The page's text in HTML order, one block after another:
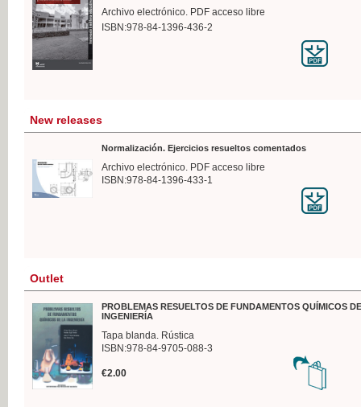
Archivo electrónico. PDF acceso libre
ISBN:978-84-1396-436-2
New releases
Normalización. Ejercicios resueltos comentados
Archivo electrónico. PDF acceso libre
ISBN:978-84-1396-433-1
Outlet
PROBLEMAS RESUELTOS DE FUNDAMENTOS QUÍMICOS
INGENIERÍA
Tapa blanda. Rústica
ISBN:978-84-9705-088-3
€2.00